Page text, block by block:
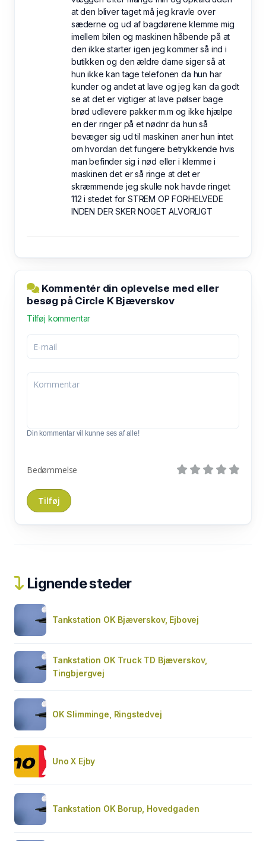
at den bliver taget må jeg kravle over
sæderne og ud af bagdørene klemme mig
imellem bilen og maskinen håbende på at
den ikke starter igen jeg kommer så ind i
butikken og den ældre dame siger så at
hun ikke kan tage telefonen da hun har
kunder og andet at lave og jeg kan da godt
se at det er vigtiger at lave pølser bage
brød udlevere pakker m.m og ikke hjælpe
en der ringer på et nødnr da hun så
bevæger sig ud til maskinen aner hun intet
om hvordan det fungere betrykkende hvis
man befinder sig i nød eller i klemme i
maskinen det er så ringe at det er
skræmmende jeg skulle nok havde ringet
112 i stedet for STREM OP FORHELVEDE
INDEN DER SKER NOGET ALVORLIGT
Kommentér din oplevelse med eller
besøg på Circle K Bjæverskov
Tilføj kommentar
Din kommentar vil kunne ses af alle!
Bedømmelse
Lignende steder
Tankstation OK Bjæverskov, Ejbovej
Tankstation OK Truck TD Bjæverskov,
Tingbjergvej
OK Slimminge, Ringstedvej
Uno X Ejby
Tankstation OK Borup, Hovedgaden